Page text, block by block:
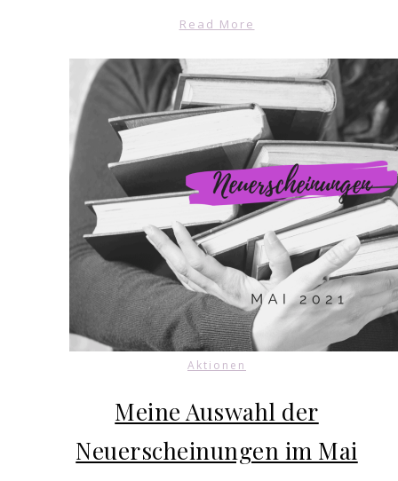
Read More
Aktionen
Meine Auswahl der
Neuerscheinungen im Mai